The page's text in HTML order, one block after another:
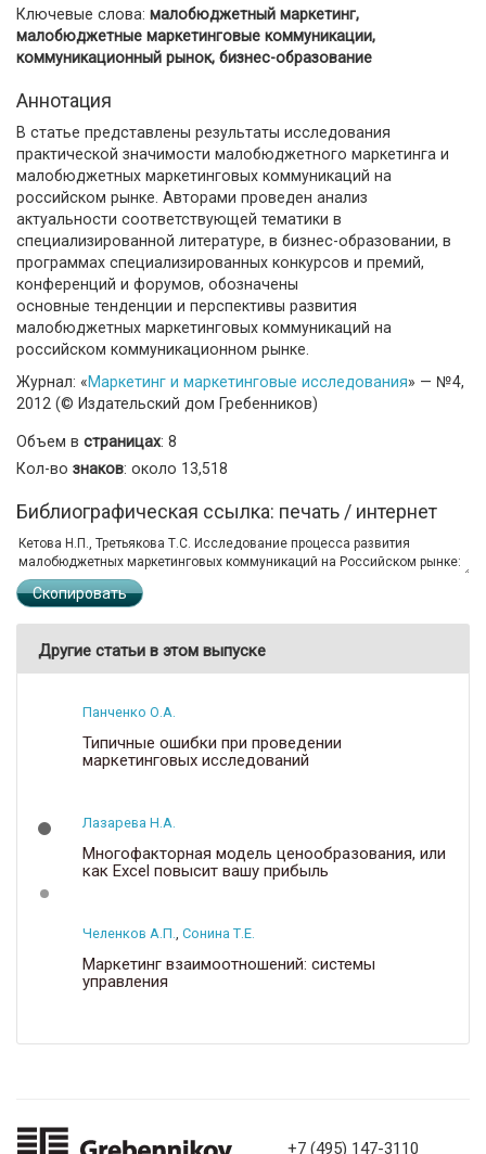
Ключевые слова: малобюджетный маркетинг,
малобюджетные маркетинговые коммуникации,
коммуникационный рынок, бизнес-образование
Аннотация
В статье представлены результаты исследования
практической значимости малобюджетного маркетинга и
малобюджетных маркетинговых коммуникаций на
российском рынке. Авторами проведен анализ
актуальности соответствующей тематики в
специализированной литературе, в бизнес-образовании, в
программах специализированных конкурсов и премий,
конференций и форумов, обозначены
основные тенденции и перспективы развития
малобюджетных маркетинговых коммуникаций на
российском коммуникационном рынке.
Журнал: «Маркетинг и маркетинговые исследования» — №4,
2012 (© Издательский дом Гребенников)
Объем в страницах: 8
Кол-во знаков: около 13,518
Библиографическая ссылка: печать / интернет
Скопировать
Другие статьи в этом выпуске
Панченко О.А.
Типичные ошибки при проведении
маркетинговых исследований
Лазарева Н.А.
Многофакторная модель ценообразования, или
как Excel повысит вашу прибыль
Челенков А.П. Сонина Т.Е.
Маркетинг взаимоотношений: системы
управления
+7 (495) 147-3110